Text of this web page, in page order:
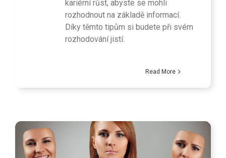
kariérní růst, abyste se mohli
rozhodnout na základě informací.
Díky těmto tipům si budete při svém
rozhodování jistí.
Read More